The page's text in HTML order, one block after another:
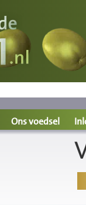
Ons voedsel